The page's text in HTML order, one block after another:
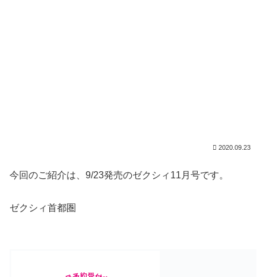
2020.09.23
今回のご紹介は、9/23発売のゼクシィ11月号です。
ゼクシィ首都圏